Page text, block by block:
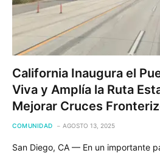
California Inaugura el
Viva y Amplía la Ruta
Mejorar Cruces
COMUNIDAD AGOSTO 13, 2025
San Diego, CA — En un importante